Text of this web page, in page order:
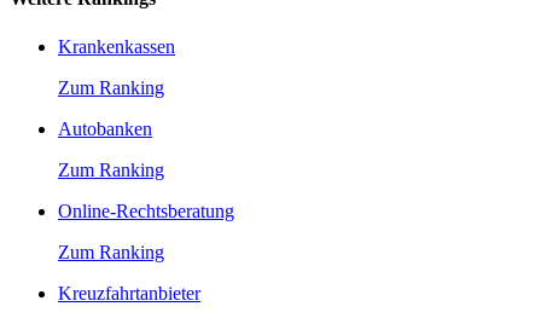
Krankenkassen
Zum Ranking
Autobanken
Zum Ranking
Online-Rechtsberatung
Zum Ranking
Kreuzfahrtanbieter